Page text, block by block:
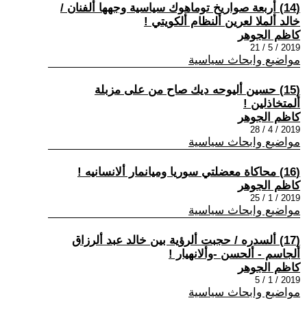
(14) أربعة صواريخ توماهوك سياسية وجهها ألفنان /
خالد ألملا لعرين ألنظام ألكويتي !
كاظم الجوهر
2019 / 5 / 21
مواضيع وابحاث سياسية
(15) حسين أليوحه ديك صاح من على مزبلة
ألمتخاذلين !
كاظم الجوهر
2019 / 4 / 28
مواضيع وابحاث سياسية
(16) محاكاة معضلتي سوريا وميانمار ألانسانيه !
كاظم الجوهر
2019 / 1 / 25
مواضيع وابحاث سياسية
(17) ألسدره / حجبت ألرؤية بين خالد عبد ألرزاق
ألجاسم - ألحسن -وألانهيار !
كاظم الجوهر
2019 / 1 / 5
مواضيع وابحاث سياسية